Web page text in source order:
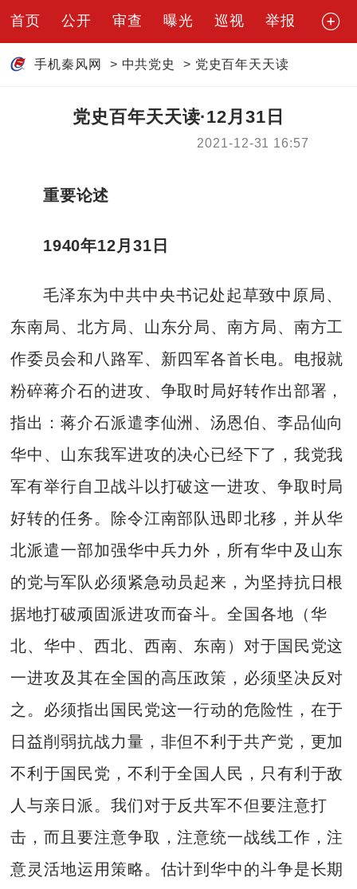
首页 公开 审查 曝光 巡视 举报
手机秦风网 > 中共党史 > 党史百年天天读
党史百年天天读·12月31日
2021-12-31 16:57
重要论述
1940年12月31日
毛泽东为中共中央书记处起草致中原局、
东南局、北方局、山东分局、南方局、南方工
作委员会和八路军、新四军各首长电。电报就
粉碎蒋介石的进攻、争取时局好转作出部署，
指出：蒋介石派遣李仙洲、汤恩伯、李品仙向
华中、山东我军进攻的决心已经下了，我党我
军有举行自卫战斗以打破这一进攻、争取时局
好转的任务。除令江南部队迅即北移，并从华
北派遣一部加强华中兵力外，所有华中及山东
的党与军队必须紧急动员起来，为坚持抗日根
据地打破顽固派进攻而奋斗。全国各地（华
北、华中、西北、西南、东南）对于国民党这
一进攻及其在全国的高压政策，必须坚决反对
之。必须指出国民党这一行动的危险性，在于
日益削弱抗战力量，非但不利于共产党，更加
不利于国民党，不利于全国人民，只有利于敌
人与亲日派。我们对于反共军不但要注意打
击，而且要注意争取，注意统一战线工作，注
意灵活地运用策略。估计到华中的斗争是长期